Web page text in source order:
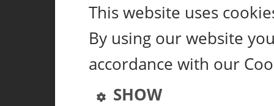
This website uses
By using our website
accordance with our
SHOW